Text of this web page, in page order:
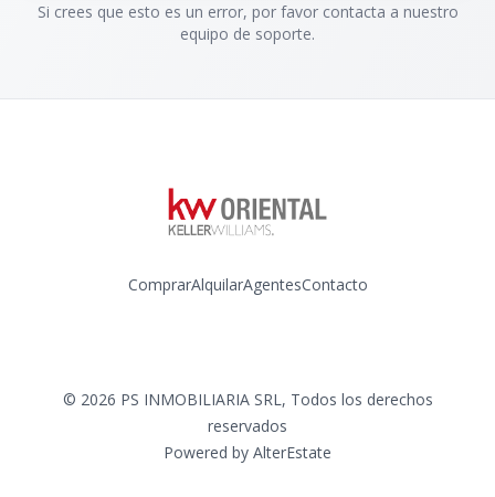
Si crees que esto es un error, por favor contacta a nuestro
equipo de soporte.
ComprarAlquilarAgentesContacto
© 2026 PS INMOBILIARIA SRL, Todos los derechos
reservados
Powered by AlterEstate